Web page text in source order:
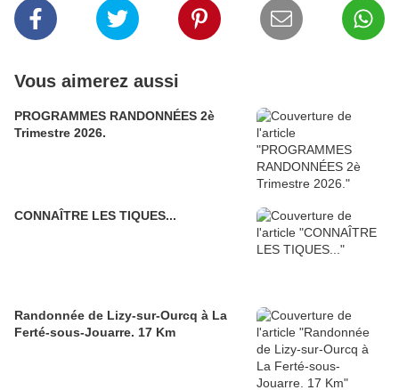
Vous aimerez aussi
PROGRAMMES RANDONNÉES 2è
Trimestre 2026.
CONNAÎTRE LES TIQUES...
Randonnée de Lizy-sur-Ourcq à La
Ferté-sous-Jouarre. 17 Km